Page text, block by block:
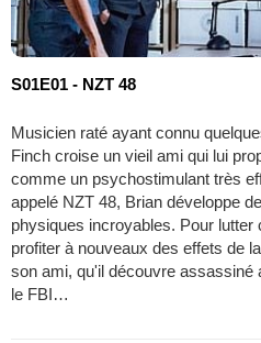
S01E01 - NZT 48
Musicien raté ayant connu
Finch croise un vieil ami qui lui
comme un psychostimulant très
appelé NZT 48, Brian développe
physiques incroyables. Pour
profiter à nouveaux des effets de
son ami, qu'il découvre assassiné
le FBI…